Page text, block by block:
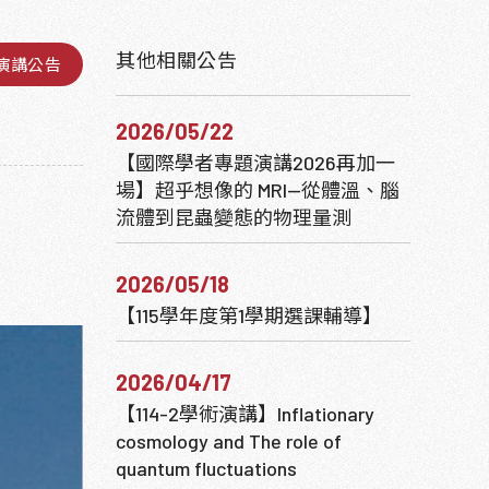
講公告 其他相關公告
2026/05/22
【國際學者專題演講2026再加一
場】超乎想像的 MRI—從體溫、腦
流體到昆蟲變態的物理量測
2026/05/18
【115學年度第1學期選課輔導】
2026/04/17
【114-2學術演講】Inflationary
cosmology and The role of
quantum fluctuations